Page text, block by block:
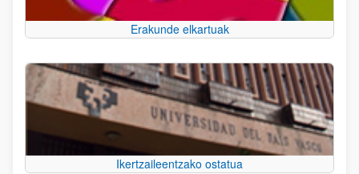
Erakunde elkartuak
Ikertzaileentzako ostatua